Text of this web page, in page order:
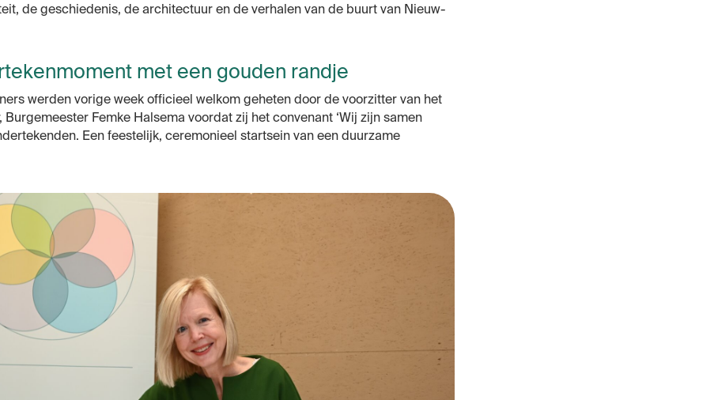
de geschiedenis, de architectuur en de verhalen van de buurt van Nieuw-
met een gouden randje
werden vorige week officieel welkom geheten door de voorzitter van het
Burgemeester Femke Halsema voordat zij het convenant ‘Wij zijn samen
Een feestelijk, ceremonieel startsein van een duurzame